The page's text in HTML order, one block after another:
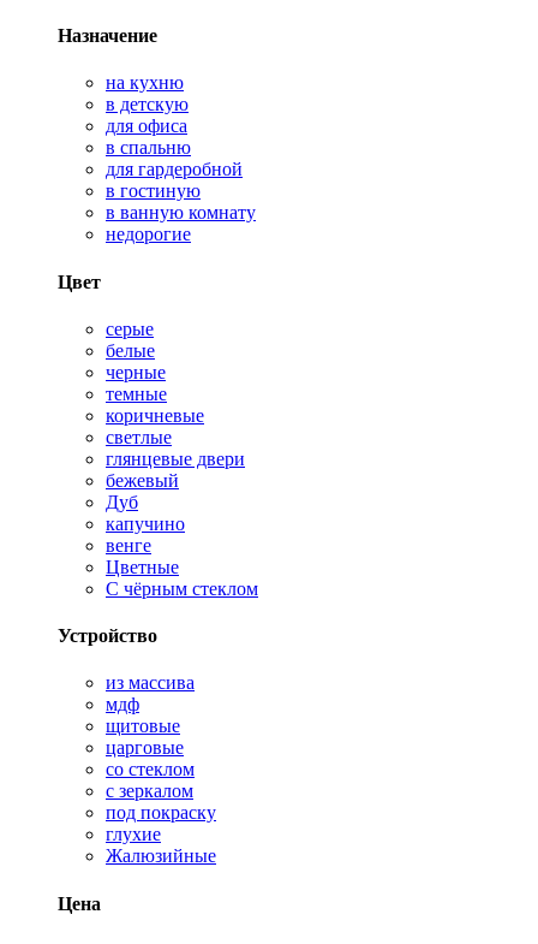
Назначение
на кухню
в детскую
для офиса
в спальню
для гардеробной
в гостиную
в ванную комнату
недорогие
Цвет
серые
белые
черные
темные
коричневые
светлые
глянцевые двери
бежевый
Дуб
капучино
венге
Цветные
С чёрным стеклом
Устройство
из массива
мдф
щитовые
царговые
со стеклом
с зеркалом
под покраску
глухие
Жалюзийные
Цена